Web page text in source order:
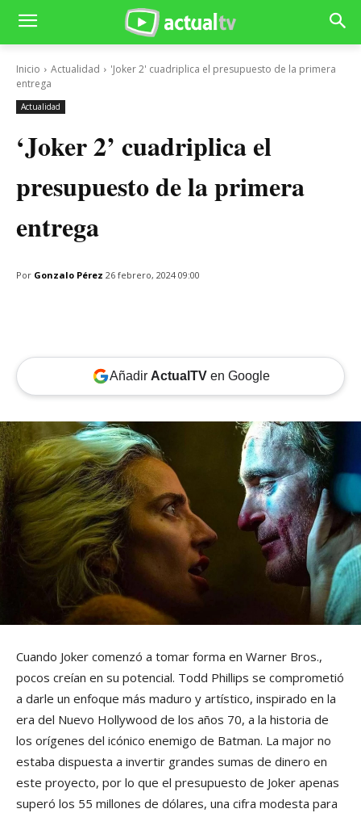
Inicio Actualidad
'Joker 2' cuadriplica el presupuesto de la primera
entrega
Actualidad
‘Joker 2’ cuadriplica el
presupuesto de la primera
entrega
Por Gonzalo Pérez 26 febrero, 2024 09:00
Añadir ActualTVen Google
Cuando Joker comenzó a tomar forma en Warner Bros.,
pocos creían en su potencial. Todd Phillips se comprometió
a darle un enfoque más maduro y artístico, inspirado en la
era del Nuevo Hollywood de los años 70, a la historia de
los orígenes del icónico enemigo de Batman. La major no
estaba dispuesta a invertir grandes sumas de dinero en
este proyecto, por lo que el presupuesto de Joker apenas
superó los 55 millones de dólares, una cifra modesta para